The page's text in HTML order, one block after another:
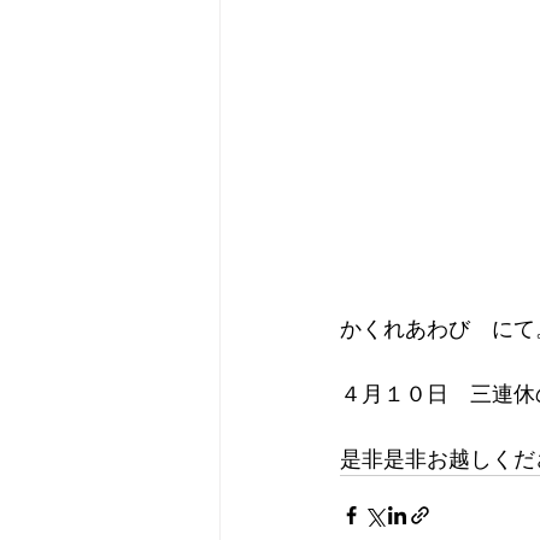
かくれあわび　にて
４月１０日　三連休
是非是非お越しくだ